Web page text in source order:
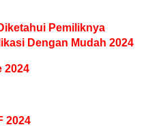
Pemiliknya
Dengan Mudah 2024
2024
2024